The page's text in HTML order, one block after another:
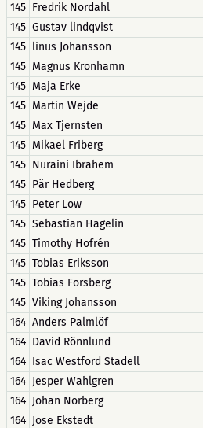
145 Fredrik Nordahl
145 Gustav lindqvist
145 linus Johansson
145 Magnus Kronhamn
145 Maja Erke
145 Martin Wejde
145 Max Tjernsten
145 Mikael Friberg
145 Nuraini Ibrahem
145 Pär Hedberg
145 Peter Low
145 Sebastian Hagelin
145 Timothy Hofrén
145 Tobias Eriksson
145 Tobias Forsberg
145 Viking Johansson
164 Anders Palmlöf
164 David Rönnlund
164 Isac Westford Stadell
164 Jesper Wahlgren
164 Johan Norberg
164 Jose Ekstedt